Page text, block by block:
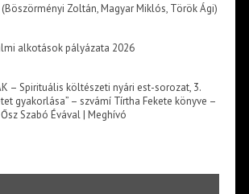
Zoltán, Magyar Miklós, Török Ági)
alkotások pályázata 2026
– Spirituális költészeti nyári est-sorozat, 3.
gyakorlása” – szvámí Tírtha Fekete könyve –
Szabó Évával | Meghívó